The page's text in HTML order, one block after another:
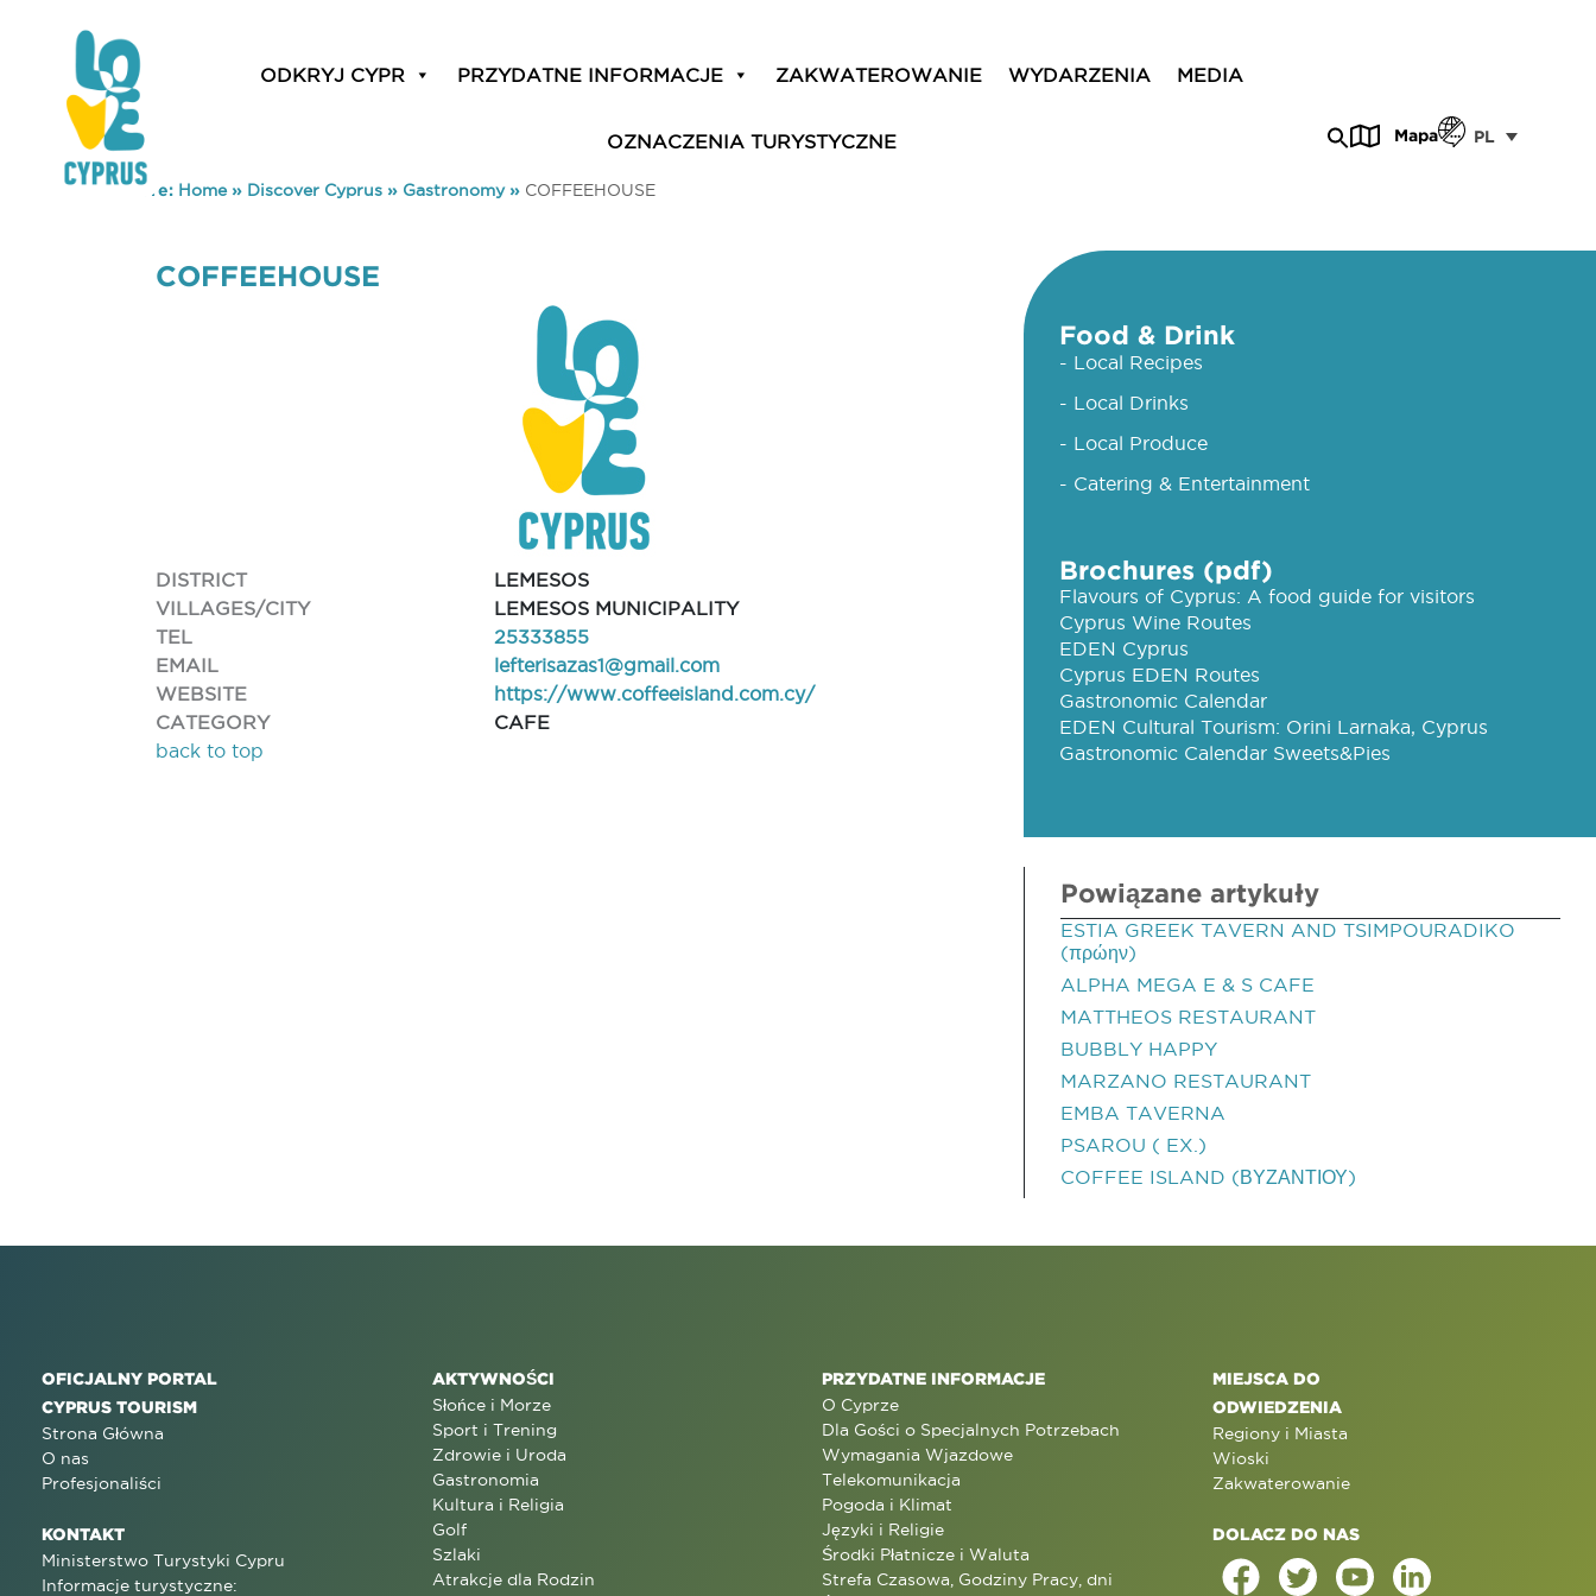
ODKRYJ CYPR PRZYDATNE INFORMACJE ZAKWATEROWANIE WYDARZENIA MEDIA
OZNACZENIA TURYSTYCZNE Mapa PL
You are here: Home» Discover Cyprus » Gastronomy» COFFEEHOUSE
COFFEEHOUSE
DISTRICT
LEMESOS
VILLAGES/CITY
LEMESOS MUNICIPALITY
TEL
25333855
EMAIL
lefterisazas1@gmail.com
WEBSITE
https://www.coffeeisland.com.cy/
CATEGORY
CAFE
back to top
Food & Drink
- Local Recipes
- Local Drinks
- Local Produce
- Catering & Entertainment
Brochures (pdf)
Flavours of Cyprus: A food guide for visitors
Cyprus Wine Routes
EDEN Cyprus
Cyprus EDEN Routes
Gastronomic Calendar
EDEN Cultural Tourism: Orini Larnaka, Cyprus
Gastronomic Calendar Sweets&Pies
Powiązane artykuły
ESTIA GREEK TAVERN AND TSIMPOURADIKO
(πρώην)
ALPHA MEGA E & S CAFE
MATTHEOS RESTAURANT
BUBBLY HAPPY
MARZANO RESTAURANT
EMBA TAVERNA
PSAROU ( EX.)
COFFEE ISLAND (ΒΥΖΑΝΤΙΟΥ)
OFICJALNY PORTAL
CYPRUS TOURISM
Strona Główna
O nas
Profesjonaliści
KONTAKT
Ministerstwo Turystyki Cypru
Informacje turystyczne:
AKTYWNOŚCI
Słońce i Morze
Sport i Trening
Zdrowie i Uroda
Gastronomia
Kultura i Religia
Golf
Szlaki
Atrakcje dla Rodzin
PRZYDATNE INFORMACJE
O Cyprze
Dla Gości o Specjalnych Potrzebach
Wymagania Wjazdowe
Telekomunikacja
Pogoda i Klimat
Języki i Religie
Środki Płatnicze i Waluta
Strefa Czasowa, Godziny Pracy, dni
MIEJSCA DO
ODWIEDZENIA
Regiony i Miasta
Wioski
Zakwaterowanie
DOLACZ DO NAS